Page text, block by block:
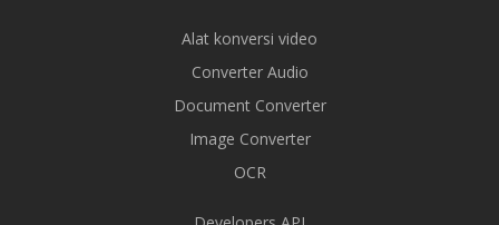
Alat konversi video
Converter Audio
Document Converter
Image Converter
OCR